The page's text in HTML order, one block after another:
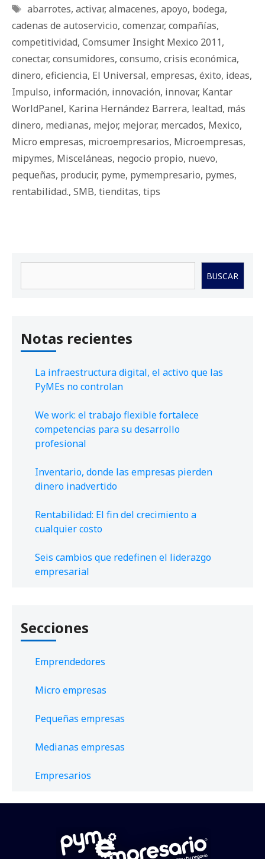
Etiquetas
abarrotes, activar, almacenes, apoyo, bodega,
cadenas de autoservicio, comenzar, compañías,
competitividad, Comsumer Insight Mexico 2011,
conectar, consumidores, consumo, crisis económica,
dinero, eficiencia, El Universal, empresas, éxito, ideas,
Impulso, información, innovación, innovar, Kantar
WorldPanel, Karina Hernández Barrera, lealtad, más
dinero, medianas, mejor, mejorar, mercados, Mexico,
Micro empresas, microempresarios, Microempresas,
mipymes, Misceláneas, negocio propio, nuevo,
pequeñas, producir, pyme, pymempresario, pymes,
rentabilidad., SMB, tienditas, tips
BUSCAR
Notas recientes
La infraestructura digital, el activo que las
PyMEs no controlan
We work: el trabajo flexible fortalece
competencias para su desarrollo
profesional
Inventario, donde las empresas pierden
dinero inadvertido
Rentabilidad: El fin del crecimiento a
cualquier costo
Seis cambios que redefinen el liderazgo
empresarial
Secciones
Emprendedores
Micro empresas
Pequeñas empresas
Medianas empresas
Empresarios